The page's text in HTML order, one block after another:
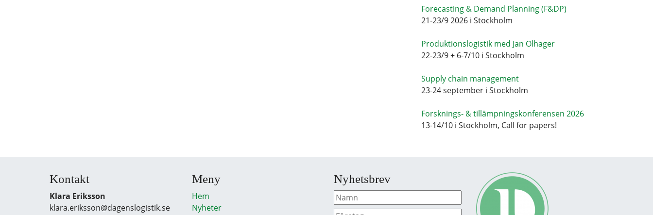
Forecasting & Demand Planning (F&DP)
21-23/9 2026 i Stockholm
Produktionslogistik med Jan Olhager
22-23/9 + 6-7/10 i Stockholm
Supply chain management
23-24 september i Stockholm
Forsknings- & tillämpningskonferensen 2026
13-14/10 i Stockholm, Call for papers!
Kontakt
Klara Eriksson
klara.eriksson@dagenslogistik.se
Meny
Hem
Nyheter
Nyhetsbrev